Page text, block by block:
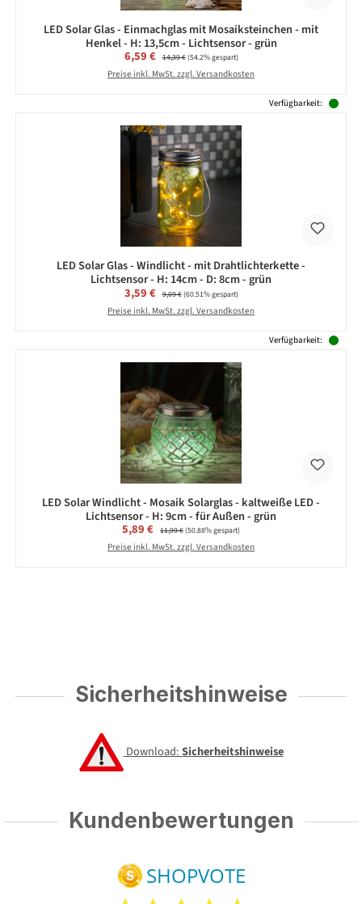
LED Solar Glas - Einmachglas mit Mosaiksteinchen - mit
Henkel - H: 13,5cm - Lichtsensor - grün
Verkaufspreis:
6,59 € Regulärer Preis:
14,39 €(54.2% gespart)
Preise inkl. MwSt. zzgl. Versandkosten
Verfügbarkeit:
LED Solar Glas - Windlicht - mit Drahtlichterkette -
Lichtsensor - H: 14cm - D: 8cm - grün
Verkaufspreis:
3,59 € Regulärer Preis:
9,09 €(60.51% gespart)
Preise inkl. MwSt. zzgl. Versandkosten
Verfügbarkeit:
LED Solar Windlicht - Mosaik Solarglas - kaltweiße LED -
Lichtsensor - H: 9cm - für Außen - grün
Verkaufspreis:
5,89 € Regulärer Preis:
11,99 €(50.88% gespart)
Preise inkl. MwSt. zzgl. Versandkosten
Sicherheitshinweise
Download:Sicherheitshinweise
Kundenbewertungen